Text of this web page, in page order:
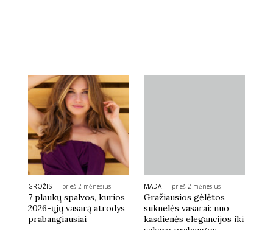
GROŽIS prieš 2 mėnesius
7 plaukų spalvos, kurios
2026-ųjų vasarą atrodys
prabangiausiai
MADA prieš 2 mėnesius
Gražiausios gėlėtos
suknelės vasarai: nuo
kasdienės elegancijos iki